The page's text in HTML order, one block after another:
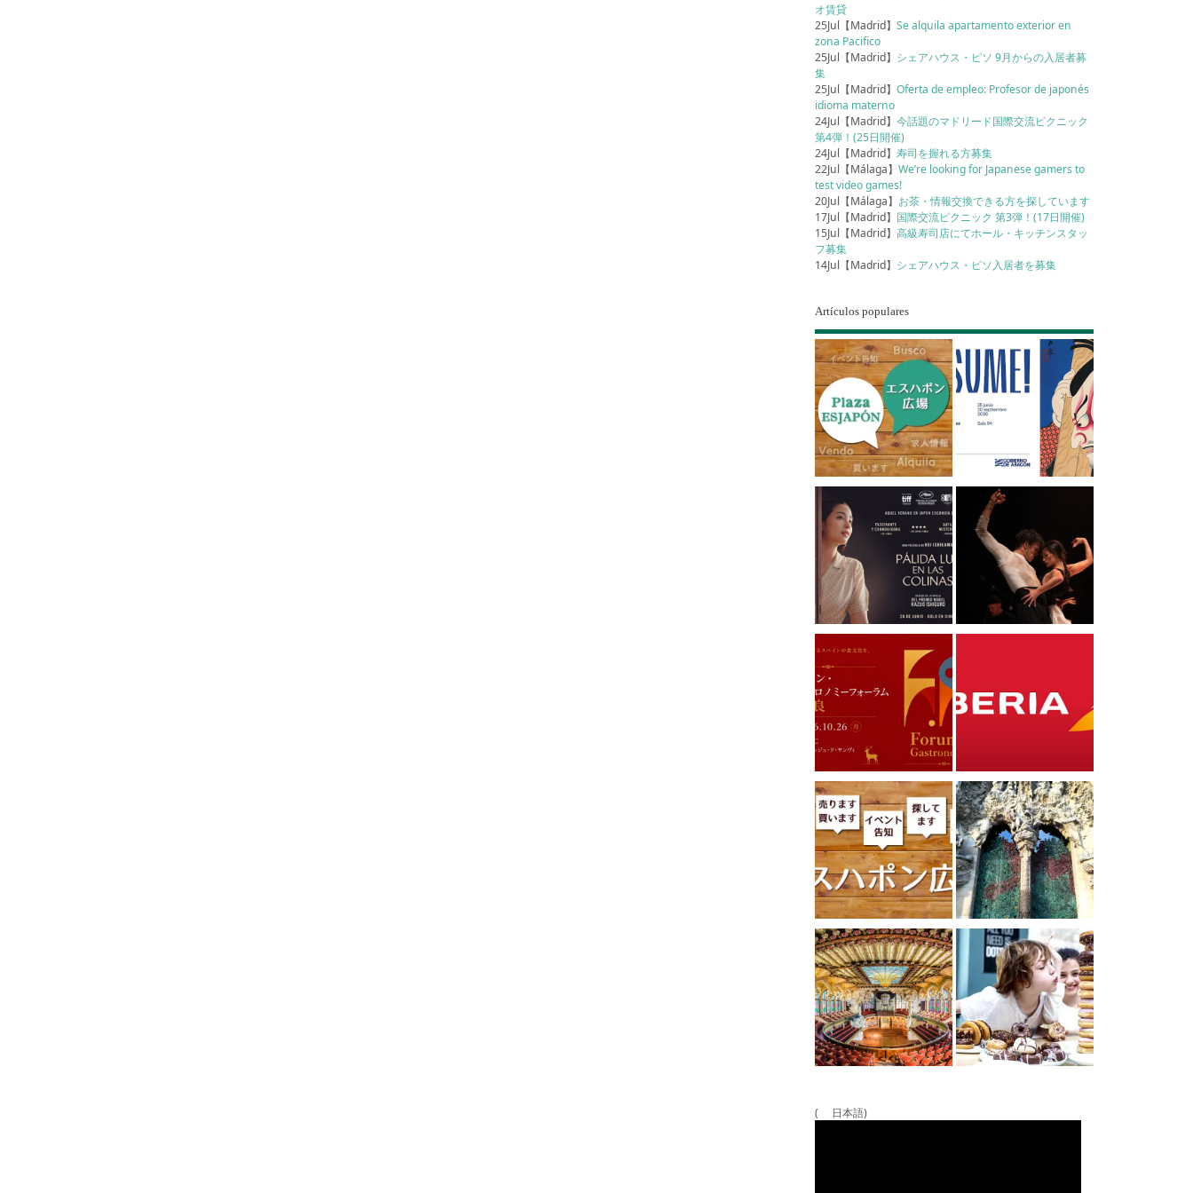
オ賃貸
25Jul【Madrid】Se alquila apartamento exterior en
zona Pacifico
25Jul【Madrid】 シェアハウス・ピソ 9月からの入居者募
集
25Jul【Madrid】Oferta de empleo: Profesor de japonés
idioma materno
24Jul【Madrid】今話題のマドリード国際交流ピクニック
第4弾！(25日開催)
24Jul【Madrid】寿司を握れる方募集
22Jul【Málaga】We’re looking for Japanese gamers to
test video games!
20Jul【Málaga】 お茶・情報交換できる方を探しています
17Jul【Madrid】 国際交流ピクニック 第3弾！(17日開催)
15Jul【Madrid】高級寿司店にてホール・キッチンスタッ
フ募集
14Jul【Madrid】 シェアハウス・ピソ入居者を募集
Artículos populares
( 日本語)